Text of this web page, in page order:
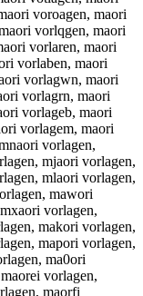
voroagen, maori
vorlqgen, maori
vorlaren, maori
vorlaben, maori
vorlagwn, maori
vorlagrn, maori
vorlageb, maori
vorlagem, maori
vorlagen,
mjaori vorlagen,
mlaori vorlagen,
mawori
vorlagen,
makori vorlagen,
mapori vorlagen,
ma0ori
vorlagen,
maorfi